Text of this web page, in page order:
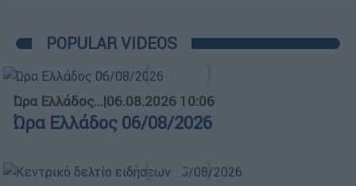
POPULAR VIDEOS
Ώρα Ελλάδος...|06.08.2026 10:06
Ώρα Ελλάδος 06/08/2026